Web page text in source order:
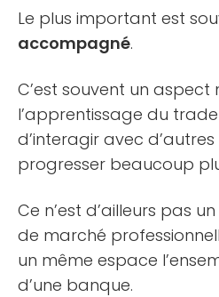
Le plus important est
accompagné.
C’est souvent un aspect
l’apprentissage du
d’interagir avec
progresser beaucoup
Ce n’est d’ailleurs pas
de marché
un même espace
d’une banque.